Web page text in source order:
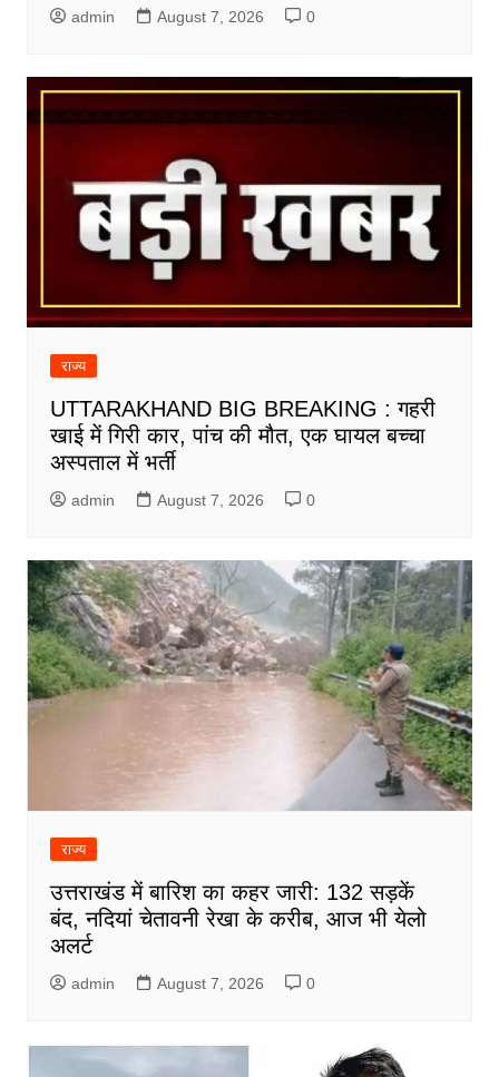
admin August 7, 2026 0
राज्य
UTTARAKHAND BIG BREAKING : गहरी
खाई में गिरी कार, पांच की मौत, एक घायल बच्चा
अस्पताल में भर्ती
admin August 7, 2026 0
राज्य
उत्तराखंड में बारिश का कहर जारी: 132 सड़कें
बंद, नदियां चेतावनी रेखा के करीब, आज भी येलो
अलर्ट
admin August 7, 2026 0